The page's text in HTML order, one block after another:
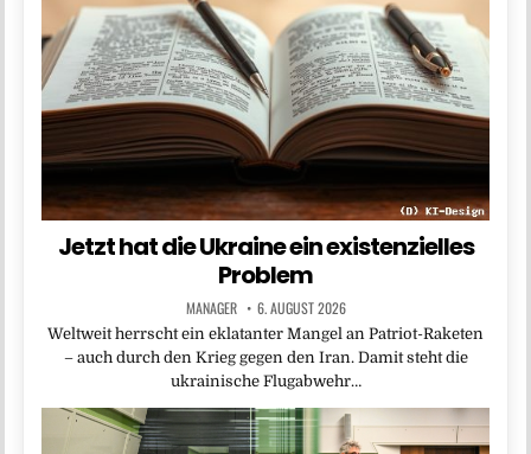
Jetzt hat die Ukraine ein existenzielles
Problem
MANAGER 6. AUGUST 2026
Weltweit herrscht ein eklatanter Mangel an Patriot-Raketen
– auch durch den Krieg gegen den Iran. Damit steht die
ukrainische Flugabwehr…